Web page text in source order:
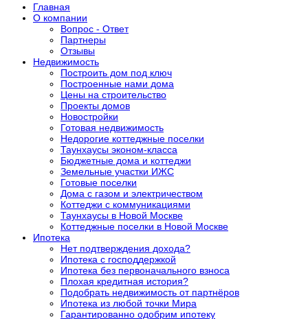
Главная
О компании
Вопрос - Ответ
Партнеры
Отзывы
Недвижимость
Построить дом под ключ
Построенные нами дома
Цены на строительство
Проекты домов
Новостройки
Готовая недвижимость
Недорогие коттеджные поселки
Таунхаусы эконом-класса
Бюджетные дома и коттеджи
Земельные участки ИЖС
Готовые поселки
Дома с газом и электричеством
Коттеджи с коммуникациями
Таунхаусы в Новой Москве
Коттеджные поселки в Новой Москве
Ипотека
Нет подтверждения дохода?
Ипотека с господдержкой
Ипотека без первоначального взноса
Плохая кредитная история?
Подобрать недвижимость от партнёров
Ипотека из любой точки Мира
Гарантированно одобрим ипотеку